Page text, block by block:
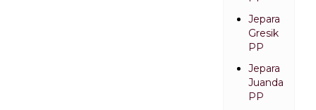
Jepara
Gresik
PP
Jepara
Juanda
PP